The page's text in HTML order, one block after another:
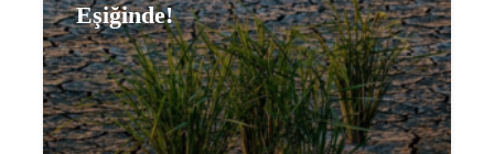
Eşiğinde!